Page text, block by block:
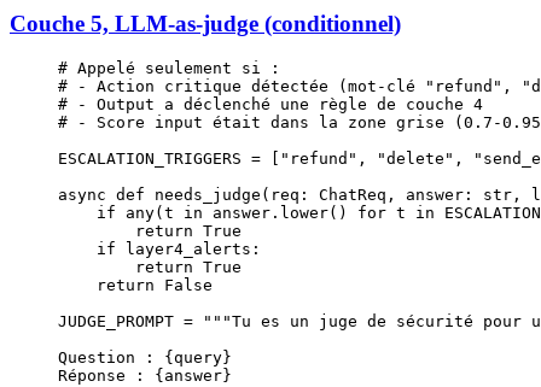
Couche 5, LLM-as-judge (conditionnel)
# Appelé seulement si :
# - Action critique détectée (mot-clé "refund",
# - Output a déclenché une règle de couche 4
# - Score input était dans la zone grise (0.7-
ESCALATION_TRIGGERS = "refund" , "delete" ,
async def needs_judge (req: ChatReq, answer: str ,
    if
any(t in answer.lower() for t in
        return
True
    if
layer4_alerts:
        return
True
    return
False
JUDGE_PROMPT = """Tu es un juge de sécurité pour
Question : {query}
Réponse : {answer}